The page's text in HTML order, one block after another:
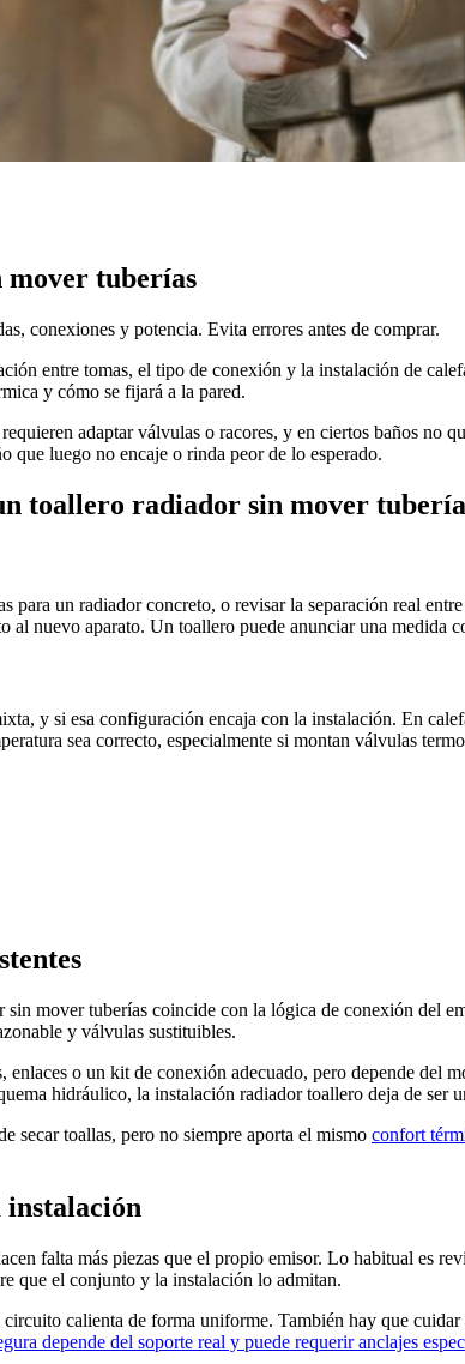
tuberías
conexiones y potencia. Evita errores antes de comprar.
entre tomas, el tipo de conexión y la instalación de
y cómo se fijará a la pared.
adaptar válvulas o racores, y en ciertos baños no
que luego no encaje o rinda peor de lo esperado.
toallero radiador sin mover
para un radiador concreto, o revisar la separación real
al nuevo aparato. Un toallero puede anunciar una
y si esa configuración encaja con la instalación. En
sea correcto, especialmente si montan válvulas
mover tuberías coincide con la lógica de conexión del
y válvulas sustituibles.
o un kit de conexión adecuado, pero depende del
hidráulico, la instalación radiador toallero deja de ser
secar toallas, pero no siempre aporta el mismo confort
instalación
falta más piezas que el propio emisor. Lo habitual es
que el conjunto y la instalación lo admitan.
calienta de forma uniforme. También hay que
depende del soporte real y puede requerir anclajes